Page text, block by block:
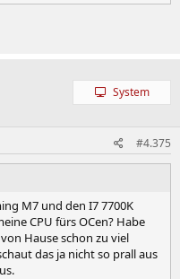
System
#4.375
M7 und den I7 7700K
CPU fürs OCen? Habe
Hause schon zu viel
das ja nicht so prall aus